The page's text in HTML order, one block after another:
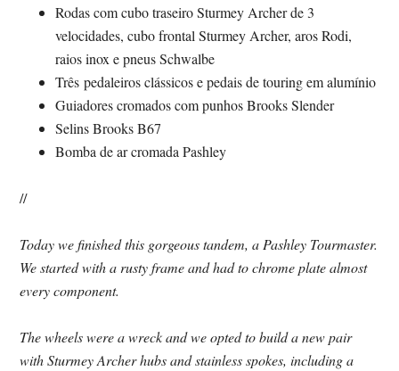
Rodas com cubo traseiro Sturmey Archer de 3
velocidades, cubo frontal Sturmey Archer, aros Rodi,
raios inox e pneus Schwalbe
Três pedaleiros clássicos e pedais de touring em alumínio
Guiadores cromados com punhos Brooks Slender
Selins Brooks B67
Bomba de ar cromada Pashley
//
Today we finished this gorgeous tandem, a Pashley Tourmaster.
We started with a rusty frame and had to chrome plate almost
every component.
The wheels were a wreck and we opted to build a new pair
with Sturmey Archer hubs and stainless spokes, including a